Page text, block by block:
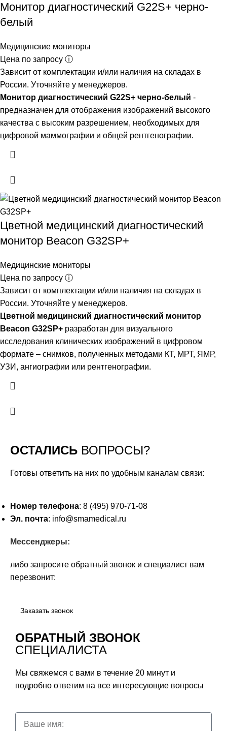
Монитор диагностический G22S+ черно-
белый
Медицинские мониторы
Цена по запросу ⓘ
Зависит от комплектации и/или наличия на складах в
России. Уточняйте у менеджеров.
Монитор диагностический G22S+ черно-белый -
предназначен для отображения изображений высокого
качества с высоким разрешением, необходимых для
цифровой маммографии и общей рентгенографии.
Цветной медицинский диагностический
монитор Beacon G32SP+
Медицинские мониторы
Цена по запросу ⓘ
Зависит от комплектации и/или наличия на складах в
России. Уточняйте у менеджеров.
Цветной медицинский диагностический монитор
Beacon G32SP+ разработан для визуального
исследования клинических изображений в цифровом
формате – снимков, полученных методами КТ, МРТ, ЯМР,
УЗИ, ангиографии или рентгенографии.
ОСТАЛИСЬ ВОПРОСЫ?
Готовы ответить на них по удобным каналам связи:
Номер телефона: 8 (495) 970-71-08
Эл. почта: info@smamedical.ru
Мессенджеры:
либо запросите обратный звонок и специалист вам
перезвонит:
Заказать звонок
ОБРАТНЫЙ ЗВОНОК
СПЕЦИАЛИСТА
Мы свяжемся с вами в течение 20 минут и
подробно ответим на все интересующие вопросы